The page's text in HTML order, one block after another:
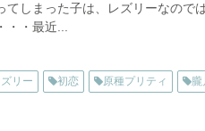
てしまった子は、レズリーなので
・・最近...
リー 初恋 原種プリティ 朧